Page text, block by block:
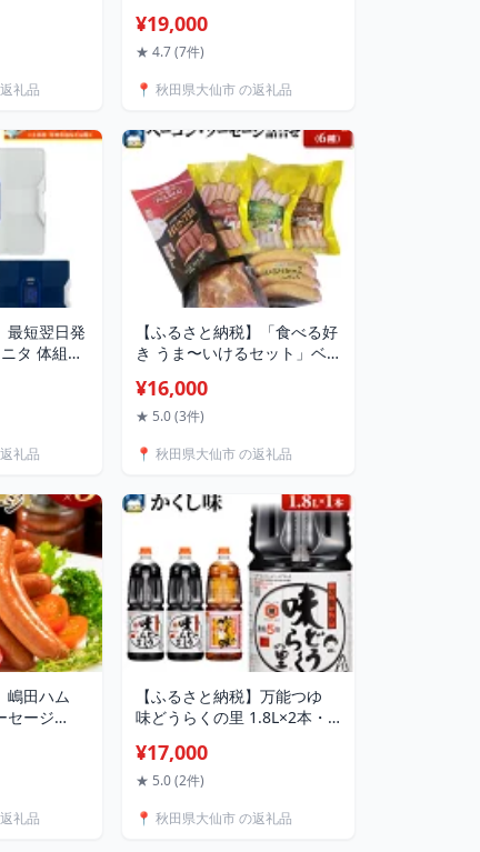
礼品
¥19,000
★ 4.7 (7件)
📍 秋田県大仙市 の返礼品
最短翌日発
タ 体組成
ック／メ
ールホワ
礼品
【ふるさと納税】「食べる好
き うま〜いけるセット」ベ
約1kg [ソーセージ ベーコン
ブロック ウインナー チーズ
ット ポーランド 秋田県産 大
¥16,000
★ 5.0 (3件)
📍 秋田県大仙市 の返礼品
嶋田ハム
セージ
ーセージ
冷凍保存
礼品
【ふるさと納税】万能つゆ
味どうらくの里 1.8L×2本・
油】
¥17,000
★ 5.0 (2件)
📍 秋田県大仙市 の返礼品